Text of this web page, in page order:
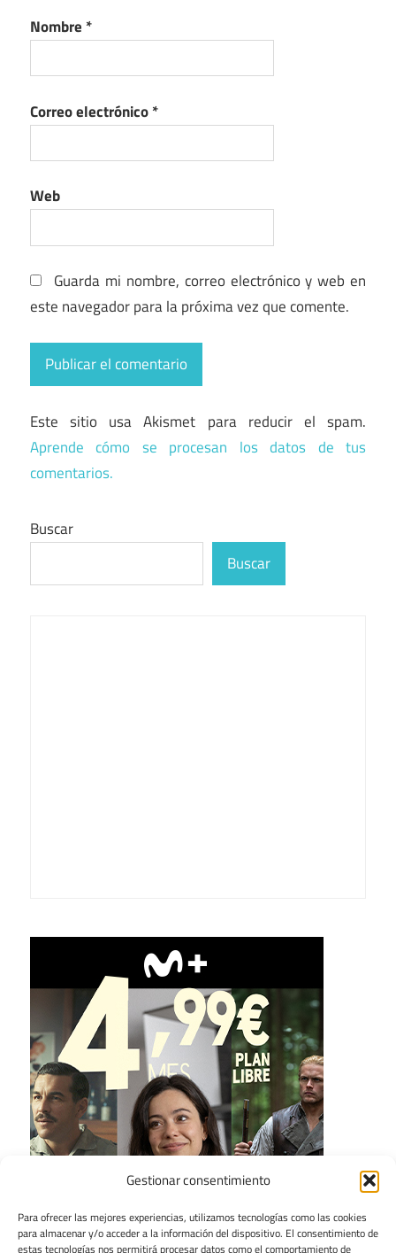
Gestionar consentimiento
Para ofrecer las mejores experiencias, utilizamos tecnologías como las cookies
para almacenar y/o acceder a la información del dispositivo. El consentimiento de
estas tecnologías nos permitirá procesar datos como el comportamiento de
Nombre *
Correo electrónico*
Web
Guarda mi nombre, correo electrónico y web en
este navegador para la próxima vez que comente.
Este sitio usa Akismet para reducir el spam.
Aprende cómo se procesan los datos de tus
comentarios.
Buscar
Buscar